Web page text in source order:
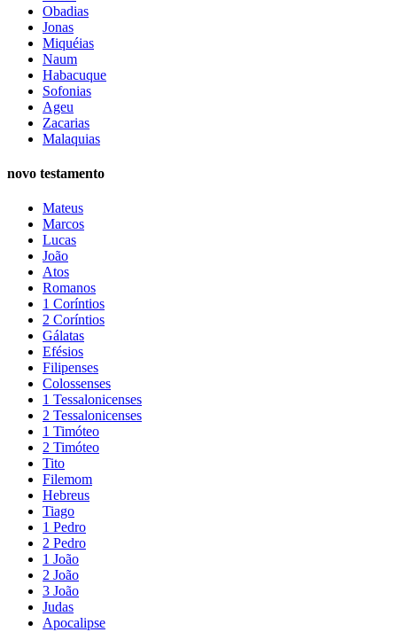
Obadias
Jonas
Miquéias
Naum
Habacuque
Sofonias
Ageu
Zacarias
Malaquias
novo testamento
Mateus
Marcos
Lucas
João
Atos
Romanos
1 Coríntios
2 Coríntios
Gálatas
Efésios
Filipenses
Colossenses
1 Tessalonicenses
2 Tessalonicenses
1 Timóteo
2 Timóteo
Tito
Filemom
Hebreus
Tiago
1 Pedro
2 Pedro
1 João
2 João
3 João
Judas
Apocalipse